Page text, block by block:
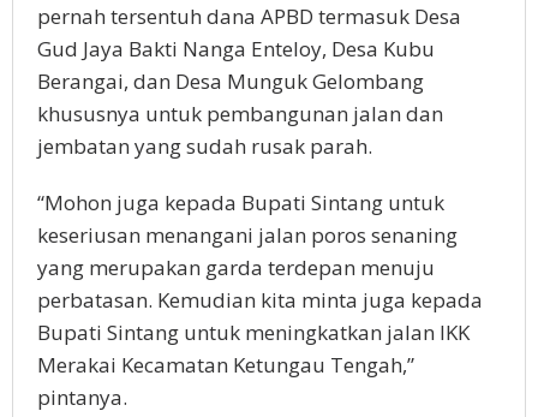
pernah tersentuh dana APBD termasuk Desa
Gud Jaya Bakti Nanga Enteloy, Desa Kubu
Berangai, dan Desa Munguk Gelombang
khususnya untuk pembangunan jalan dan
jembatan yang sudah rusak parah.
“Mohon juga kepada Bupati Sintang untuk
keseriusan menangani jalan poros senaning
yang merupakan garda terdepan menuju
perbatasan. Kemudian kita minta juga kepada
Bupati Sintang untuk meningkatkan jalan IKK
Merakai Kecamatan Ketungau Tengah,”
pintanya.